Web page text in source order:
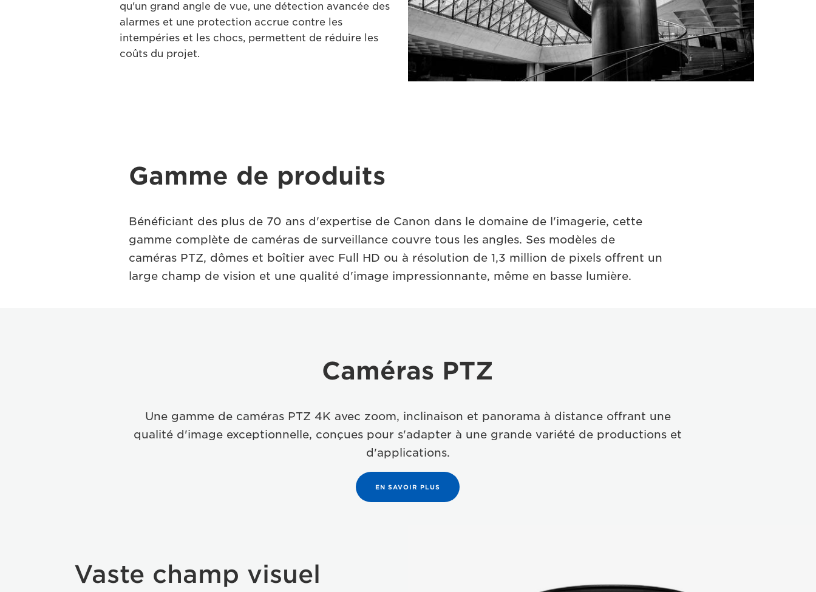
qu'un grand angle de vue, une détection avancée des
alarmes et une protection accrue contre les
intempéries et les chocs, permettent de réduire les
coûts du projet.
Gamme de produits
Bénéficiant des plus de 70 ans d'expertise de Canon dans le domaine de l'imagerie, cette
gamme complète de caméras de surveillance couvre tous les angles. Ses modèles de
caméras PTZ, dômes et boîtier avec Full HD ou à résolution de 1,3 million de pixels offrent un
large champ de vision et une qualité d'image impressionnante, même en basse lumière.
Caméras PTZ
Une gamme de caméras PTZ 4K avec zoom, inclinaison et panorama à distance offrant une
qualité d'image exceptionnelle, conçues pour s'adapter à une grande variété de productions et
d'applications.
EN SAVOIR PLUS
Vaste champ visuel